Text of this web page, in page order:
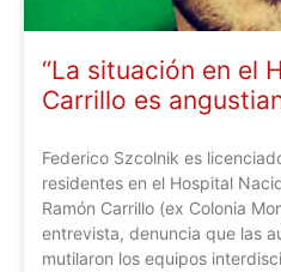
“La situación en el
Carrillo es
Federico Szcolnik es
residentes en el Hospital
Ramón Carrillo (ex Colonia
entrevista, denuncia que las
mutilaron los equipos